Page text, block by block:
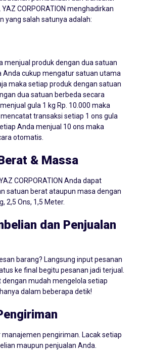
CORPORATION menghadirkan
yang salah satunya adalah:
menjual produk dengan dua satuan
Anda cukup mengatur satuan utama
maka setiap produk dengan satuan
dua satuan berbeda secara
gula 1 kg Rp. 10.000 maka
transaksi setiap 1 ons gula
Anda menjual 10 ons maka
otomatis.
& Massa
CORPORATION Anda dapat
satuan berat ataupun masa dengan
2,5 Ons, 1,5 Meter.
dan Penjualan
barang? Langsung input pesanan
ke final begitu pesanan jadi terjual.
dengan mudah mengelola setiap
dalam beberapa detik!
pengiriman. Lacak setiap
maupun penjualan Anda.